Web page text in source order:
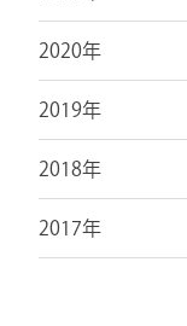
2020年
2019年
2018年
2017年